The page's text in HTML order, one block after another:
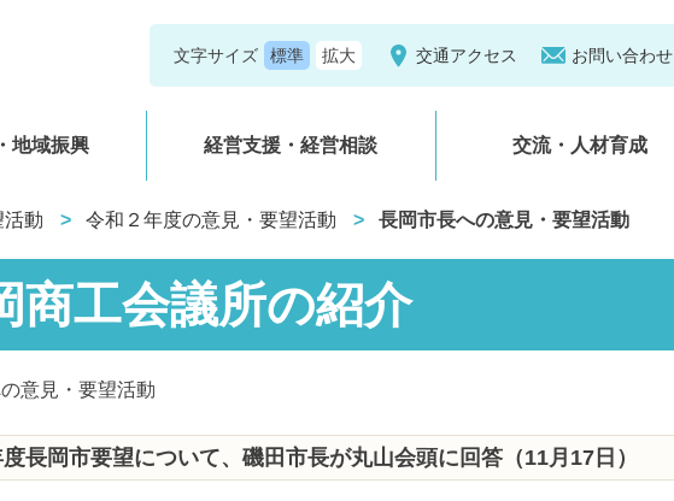
文字サイズ 交通アクセス お問い合わせ
地域振興 経営支援・経営相談 交流・人材育成
活動 令和２年度の意見・要望活動 長岡市長への意見・要望活動
商工会議所の紹介
意見・要望活動
長岡市要望について、磯田市長が丸山会頭に回答（11月17日）